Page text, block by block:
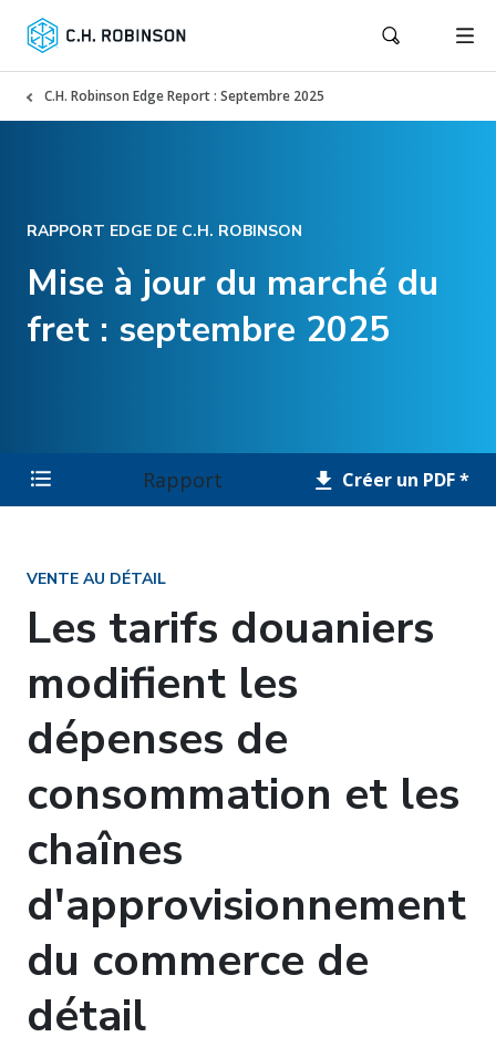
C.H. Robinson Edge Report : Septembre 2025
RAPPORT EDGE DE C.H. ROBINSON
Mise à jour du marché du
fret : septembre 2025
Rapport Créer un PDF *
VENTE AU DÉTAIL
Les tarifs douaniers
modifient les
dépenses de
consommation et les
chaînes
d'approvisionnement
du commerce de
détail